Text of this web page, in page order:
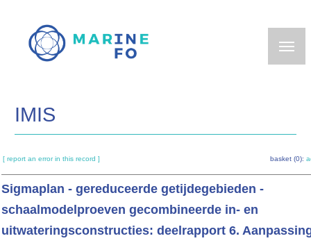
main
IMIS
[ report an error in this record ] basket (0):
Sigmaplan - gereduceerde getijdegebieden -
schaalmodelproeven gecombineerde in- en
uitwateringsconstructies: deelrapport 6.